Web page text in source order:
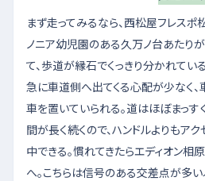
まず走ってみるなら、西松屋フレス
ノニア幼児園のある久万ノ台あたり
て、歩道が縁石でくっきり分かれてい
急に車道側へ出てくる心配が少なく
車を置いていられる。道はほぼまっす
間が長く続くので、ハンドルよりもア
中できる。慣れてきたらエディオン
へ。こちらは信号のある交差点が多い